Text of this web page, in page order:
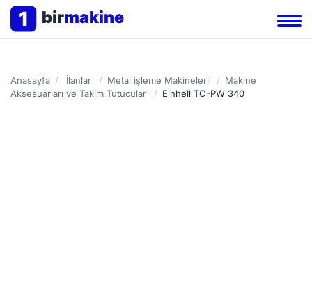
1 birmakine
Anasayfa / İlanlar / Metal işleme Makineleri / Makine
Aksesuarları ve Takım Tutucular
/ Einhell TC-PW 340